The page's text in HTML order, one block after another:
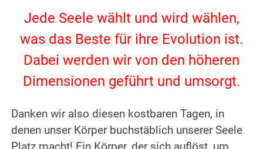
Jede Seele wählt und wird wählen,
was das Beste für ihre Evolution ist.
Dabei werden wir von den höheren
Dimensionen geführt und umsorgt.
Danken wir also diesen kostbaren Tagen, in
denen unser Körper buchstäblich unserer Seele